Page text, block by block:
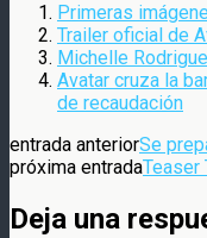
Primeras
Trailer oficial de
Michelle
Avatar cruza la
de recaudación
entrada anteriorSe
próxima entradaTeaser
Deja una